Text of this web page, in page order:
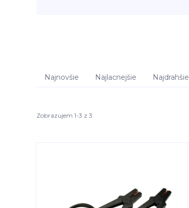
Najnovšie Najlacnejšie Najdrahšie
Zobrazujem 1-3 z 3